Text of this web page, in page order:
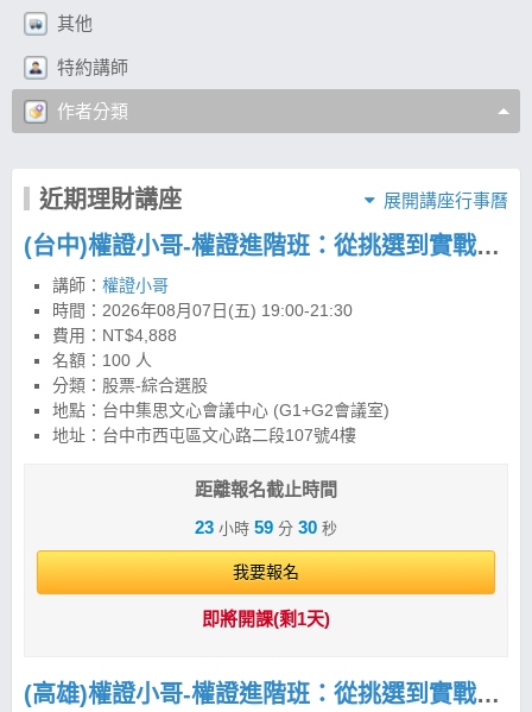
其他
特約講師
作者分類
近期理財講座 展開講座行事曆
(台中)權證小哥-權證進階班：從挑選到實戰，建立權證交易策略與風控框架
講師： 權證小哥
時間： 2026年08月07日(五) 19:00-21:30
費用：NT$4,888
名額：100 人
分類：股票-綜合選股
地點：台中集思文心會議中心 (G1+G2會議室)
地址：台中市西屯區文心路二段107號4樓
距離報名截止時間
23 小時 59 分 29 秒
我要報名
即將開課(剩1天)
(高雄)權證小哥-權證進階班：從挑選到實戰，建立權證交易策略與風控框架